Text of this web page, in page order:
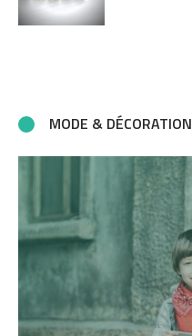
MODE & DÉCORATION